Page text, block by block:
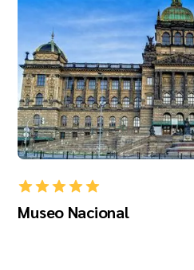
Museo Nacional